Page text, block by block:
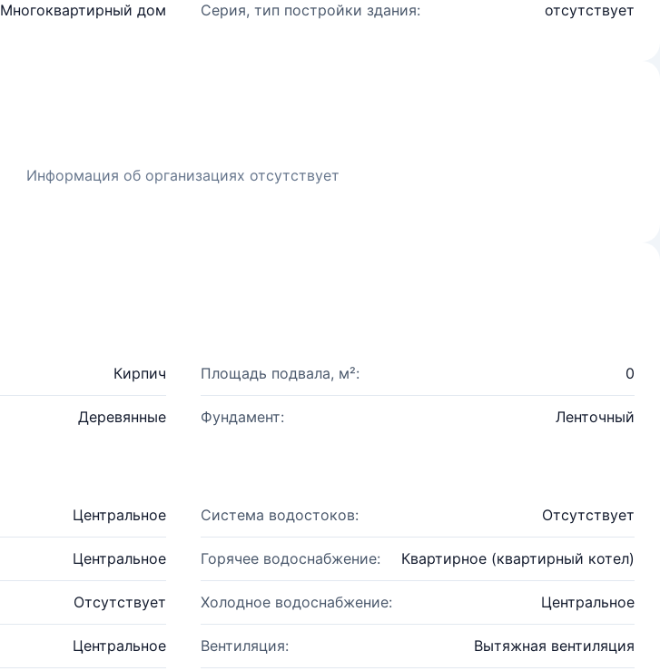
Многоквартирный дом Серия, тип постройки здания: отсутствует
Информация об организациях отсутствует
Кирпич Площадь подвала, м²: 0
Деревянные Фундамент: Ленточный
Центральное Система водостоков: Отсутствует
Центральное Горячее водоснабжение: Квартирное (квартирный котел)
Отсутствует Холодное водоснабжение: Центральное
Центральное Вентиляция: Вытяжная вентиляция